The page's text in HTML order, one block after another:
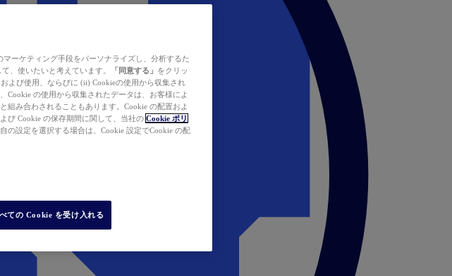
ーケティング手段をパーソナライズし、分析するた
、使いたいと考えています。
「同意する」 をクリッ
よび使用、ならびに (ii) Cookieの使用から収集され
Cookie の使用から収集されたデータは、お客様によ
組み合わされることもあります。Cookie の配置およ
び Cookie の保存期間に関して、当社の Cookie ポリ
の設定を選択する場合は、Cookie 設定でCookie の配
ての Cookie を受け入れる